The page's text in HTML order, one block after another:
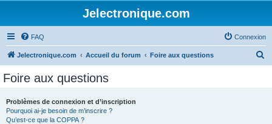
Jelectronique.com
FAQ Connexion
Jelectronique.com Accueil du forum Foire aux questions
Foire aux questions
Problèmes de connexion et d’inscription
Pourquoi ai-je besoin de m’inscrire ?
Qu’est-ce que la COPPA ?